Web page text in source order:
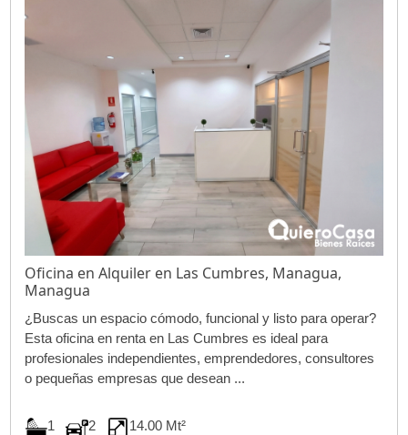
Oficina en Alquiler en Las Cumbres, Managua,
Managua
¿Buscas un espacio cómodo, funcional y listo para operar?
Esta oficina en renta en Las Cumbres es ideal para
profesionales independientes, emprendedores, consultores
o pequeñas empresas que desean ...
1 2 14.00 Mt²